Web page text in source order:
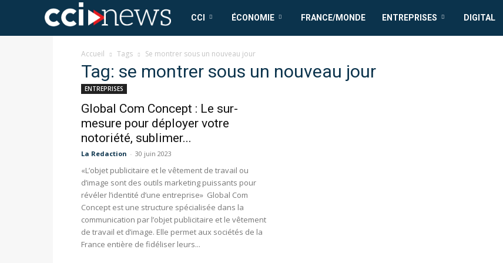
CCI
News
CCI ÉCONOMIE FRANCE/MONDE ENTREPRISES DIGITAL
Accueil Tags Se montrer sous un nouveau jour
Tag: se montrer sous un nouveau jour
ENTREPRISES
Global Com Concept : Le sur-
mesure pour déployer votre
notoriété, sublimer...
La Redaction - 30 juin 2023
«L’objet publicitaire et le vêtement de travail ou
d’image sont des outils marketing puissants pour
révéler l’identité d’une entreprise» Global Com
Concept est une structure spécialisée dans la
communication par l’objet publicitaire et le vêtement
de travail et d’image. Elle permet aux sociétés de la
France entière de fidéliser leurs...